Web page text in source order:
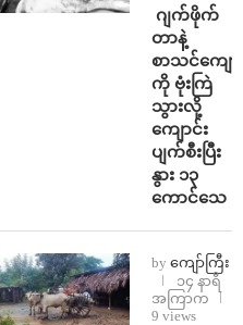
⁨⁩ ⁨ဂျက်ဖိုက်
တာနဲ့
စာသင်ကျော
ကို ဗုံးကြဲ
သွားလို့
ကျောင်း
ပျက်စီးပြီး
နွား ၁၃
ကောင်သေ
by ကျော်ကြီး
၁၄ နာရီ
အကြာက
9 views